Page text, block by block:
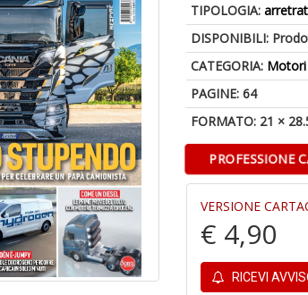
TIPOLOGIA:
DISPONIBILI:
CATEGORIA:
PAGINE: 64
FORMATO: 21 ×
PROFESSIONE
VERSIONE
€ 4,90
RICEVI